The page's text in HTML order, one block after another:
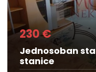
230 €
Jednosoban
stanice